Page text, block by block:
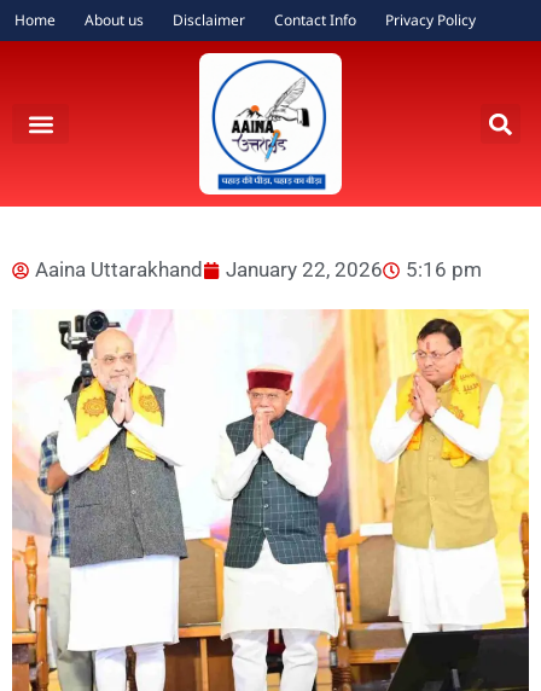
Home About us Disclaimer Contact Info Privacy Policy
Aaina Uttarakhand January 22, 2026 5:16 pm